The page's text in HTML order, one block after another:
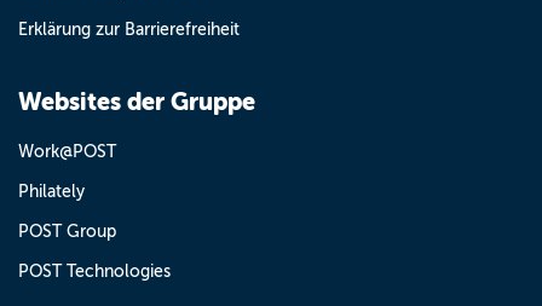
Erklärung zur Barrierefreiheit
Websites der Gruppe
Work@POST
Philately
POST Group
POST Technologies